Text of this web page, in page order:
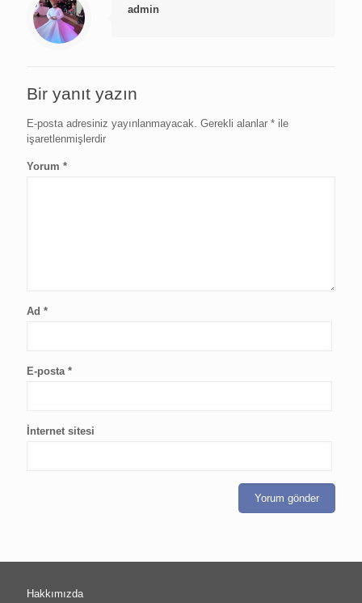
admin
Bir yanıt yazın
E-posta adresiniz yayınlanmayacak. Gerekli alanlar * ile
işaretlenmişlerdir
Yorum *
Ad *
E-posta *
İnternet sitesi
Hakkımızda